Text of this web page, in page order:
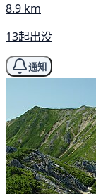
8.9 km
13起出没
通知